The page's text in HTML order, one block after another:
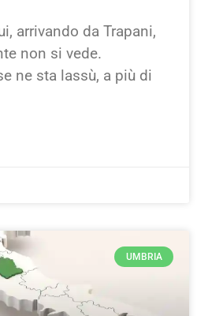
arrivando da Trapani,
non si vede.
ne sta lassù, a più di
UMBRIA